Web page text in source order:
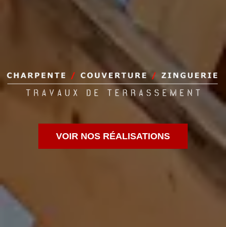
VOIR NOS RÉALISATIONS